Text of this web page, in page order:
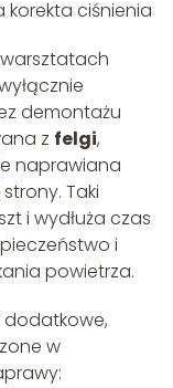
ciśnienia
demontażu
z felgi,
naprawiana
Taki
i wydłuża czas
i
powietrza.
dodatkowe,
w